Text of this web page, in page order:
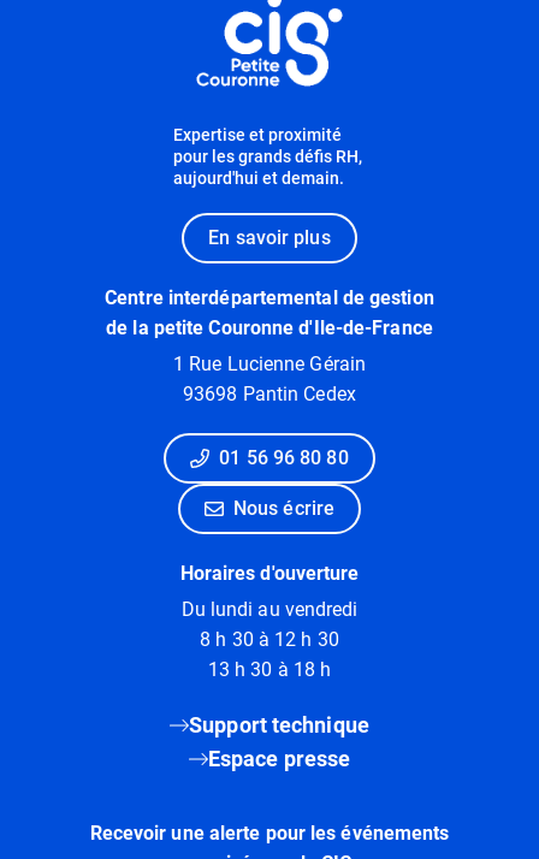
Expertise et proximité
pour les grands défis RH,
aujourd'hui et demain.
En savoir plus
Centre interdépartemental de gestion
de la petite Couronne d'Ile-de-France
1 Rue Lucienne Gérain
93698 Pantin Cedex
01 56 96 80 80
Nous écrire
Horaires d'ouverture
Du lundi au vendredi
8 h 30 à 12 h 30
13 h 30 à 18 h
Support technique
Espace presse
Recevoir une alerte pour les événements